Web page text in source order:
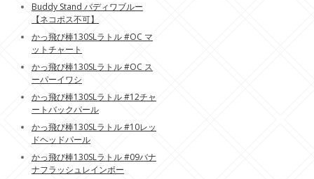
Buddy Stand バディワブルー
【ネコポス不可】
かっ飛び棒130SLラトル #OC マ
ットチャート
かっ飛び棒130SLラトル #OC ス
ーパーイワシ
かっ飛び棒130SLラトル #12チャ
ートバックパール
かっ飛び棒130SLラトル #10レッ
ドヘッドパール
かっ飛び棒130SLラトル #09バナ
ナフラッシュレインボー